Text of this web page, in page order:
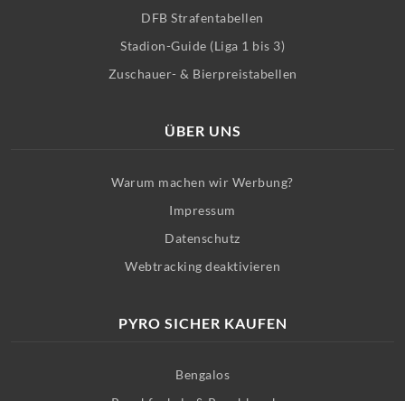
DFB Strafentabellen
Stadion-Guide (Liga 1 bis 3)
Zuschauer- & Bierpreistabellen
ÜBER UNS
Warum machen wir Werbung?
Impressum
Datenschutz
Webtracking deaktivieren
PYRO SICHER KAUFEN
Bengalos